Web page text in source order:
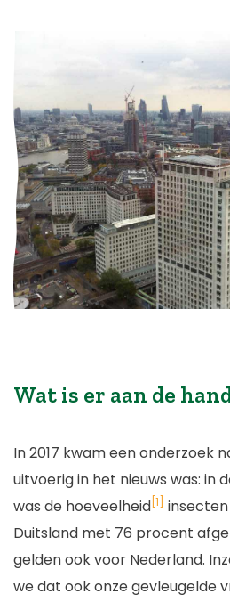
Wat is er aan de
In 2017 kwam een onderzoek
uitvoerig in het nieuws was: in
was de hoeveelheid [1]
Duitsland met 76 procent
gelden ook voor Nederland.
we dat ook onze gevleugelde